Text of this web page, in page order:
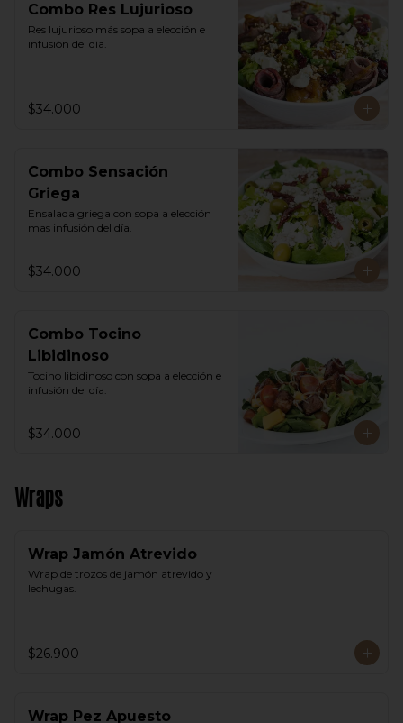
Combo Res Lujurioso
Res lujurioso más sopa a elección e
infusión del día.
$34.000
Combo Sensación
Griega
Ensalada griega con sopa a elección
mas infusión del día.
$34.000
Combo Tocino
Libidinoso
Tocino libidinoso con sopa a elección e
infusión del día.
$34.000
Wraps
Wrap Jamón Atrevido
Wrap de trozos de jamón atrevido y
lechugas.
$26.900
Wrap Pez Apuesto